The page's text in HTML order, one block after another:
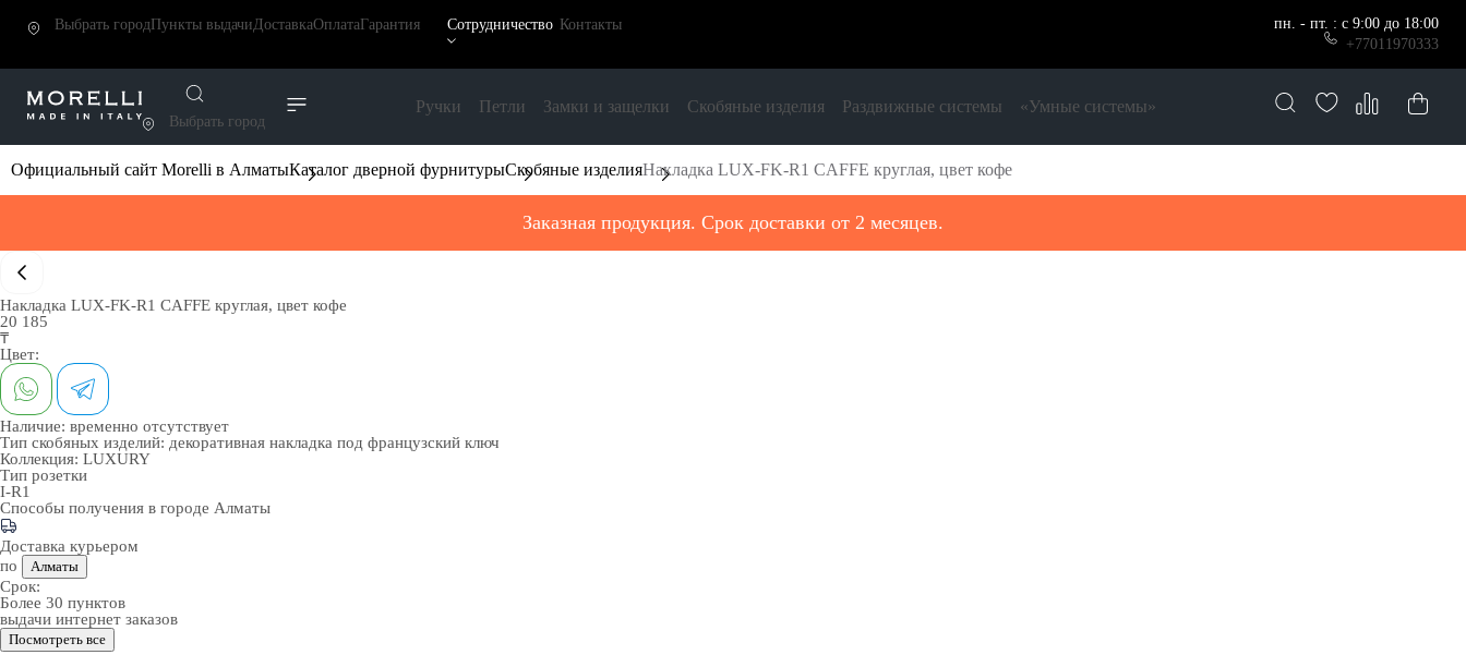
Выбрать городПункты выдачиДоставкаОплатаГарантия Сотрудничество Контакты
пн. - пт. : с 9:00 до 18:00
+77011970333
Выбрать город
Ручки Петли Замки и защелки Скобяные изделия Раздвижные системы «Умные системы»
Официальный сайт Morelli в АлматыКаталог дверной фурнитурыСкобяные изделияНакладка LUX-FK-R1 CAFFE круглая, цвет кофе
Заказная продукция. Срок доставки от 2 месяцев.
Накладка LUX-FK-R1 CAFFE круглая, цвет кофе
20 185
₸
Цвет:
Наличие: временно отсутствует
Тип скобяных изделий: декоративная накладка под французский ключ
Коллекция: LUXURY
Тип розетки
I-R1
Способы получения в городе Алматы
Доставка курьером
по
Алматы
Срок:
Более 30 пунктов
выдачи интернет заказов
Посмотреть все